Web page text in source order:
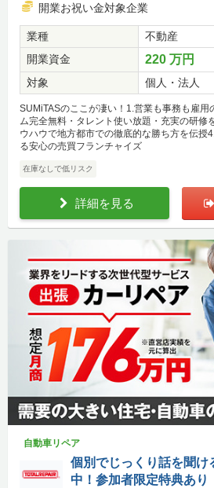
開業お祝い金対象企業
業種
不動産
開業資金
220 万円
対象 個人・法人
SUMiTASのここが凄い！1.営業も事務も雇用
ム完全無料・タレント使い放題・充実の研修
ウハウで地方都市での徹底的な勝ち方を伝授
る安心の売買フランチャイズ
在庫なしで低リスク
詳細を見る
自動車リペア
個別でじっくり話を聞け
中！参加者限定特典あり